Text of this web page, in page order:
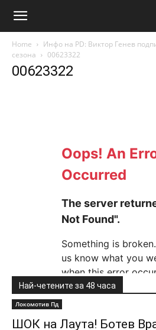
Home
Инфо на PD: Виктор Генев
сезона
00623322
00623322
Най-четените за 48 часа
Локомотив Пд
ШОК на Лаута! Ботев